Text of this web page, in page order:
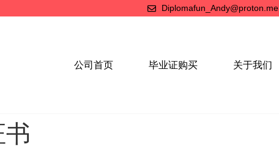
Diplomafun_Andy@proton.me
公司首页 毕业证购买 关于我们